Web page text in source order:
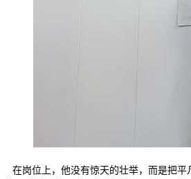
在岗位上，他没有惊天的壮举，而是把平